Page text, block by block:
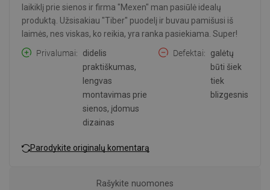
laikiklį prie sienos ir firma "Mexen" man pasiūlė idealų
produktą. Užsisakiau "Tiber" puodelį ir buvau pamišusi iš
laimės, nes viskas, ko reikia, yra ranka pasiekiama. Super!
Privalumai
didelis
praktiškumas,
lengvas
montavimas prie
sienos, įdomus
dizainas
Defektai
galėtų
būti šiek
tiek
blizgesnis
Parodykite originalų komentarą
Rašykite nuomones